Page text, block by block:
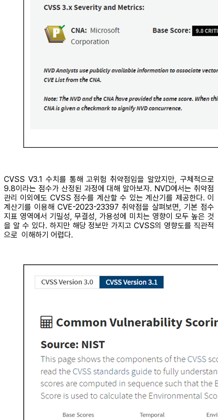
CVSS V3.1 수치를 통해 고위험 취약점임을 알았지만, 구체적으로
9.8이라는 점수가 산정된 과정에 대해 알아보자. NVD에서는 취약점
관리 이외에도 CVSS 점수를 계산할 수 있는 계산기를 제공한다. 이
계산기를 이용해 CVE-2023-23397 취약점을 살펴보면, 기본 점수
지표 영역에서 기밀성, 무결성, 가용성에 미치는 영향이 모두 높은 것
을 알 수 있다. 하지만 해당 정보만 가지고 CVSS의 영향도를 직관적
으로 이해하기 어렵다.